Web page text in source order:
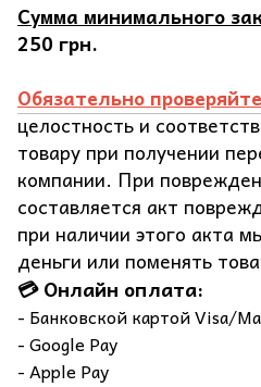
Сумма минимального
250 грн.
Обязательно
целостность и
товару при получении
компании. При
составляется акт
при наличии этого акта
деньги или поменять
💳 Онлайн оплата:
- Банковской картой Visa/
- Google Pay
- Apple Pay